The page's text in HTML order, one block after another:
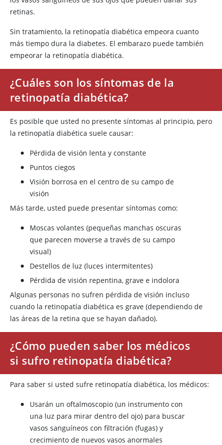
retinas.
Sin tratamiento, la retinopatía diabética empeora cuanto
más tiempo dura la diabetes. El embarazo puede también
empeorar la retinopatía diabética.
¿Cuáles son los síntomas de la
retinopatía diabética?
Es posible que usted no presente síntomas al principio, pero
la retinopatía diabética suele causar:
Pérdida de visión lenta y constante
Puntos ciegos
Visión borrosa en el centro de su campo de
visión
Más tarde, usted puede presentar síntomas como:
Moscas volantes (pequeñas manchas oscuras
que parecen moverse a través de su campo
visual)
Destellos de luz (luces intermitentes)
Pérdida de visión repentina, grave e indolora
Algunas personas no sufren pérdida de visión incluso
cuando la retinopatía diabética es grave (dependiendo de
las áreas de la retina que se hayan dañado).
¿Cómo pueden saber los médicos
si sufro retinopatía diabética?
Para saber si usted sufre retinopatía diabética, los médicos:
Usarán un oftalmoscopio (un instrumento con
una luz para mirar dentro del ojo) para buscar
vasos sanguíneos con filtración (fugas) y
crecimiento de nuevos vasos anormales